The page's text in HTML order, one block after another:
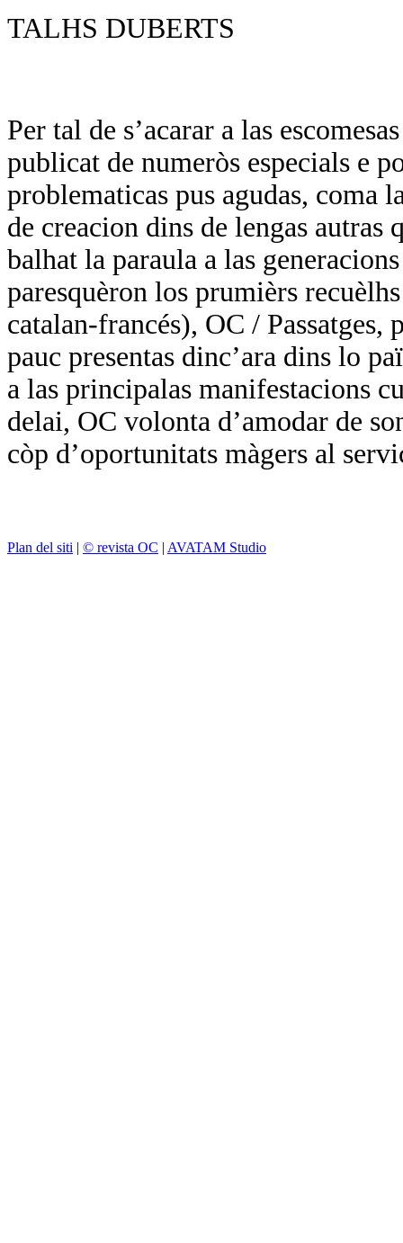
TALHS DUBERTS
Per tal de s’acarar a las
publicat de numeròs especials e
problematicas pus agudas, coma
de creacion dins de lengas autras
balhat la paraula a las
paresquèron los prumièrs
catalan-francés), OC / Passatges,
pauc presentas dinc’ara dins lo
a las principalas manifestacions
delai, OC volonta d’amodar de
còp d’oportunitats màgers al
Plan del siti | © revista OC | AVATAM Studio